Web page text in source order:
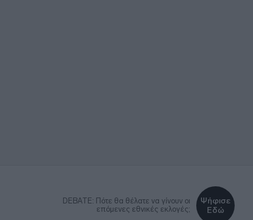
DEBATE: Πότε θα θέλατε να γίνουν οι
επόμενες εθνικές εκλογές;
Ψήφισε
Εδώ